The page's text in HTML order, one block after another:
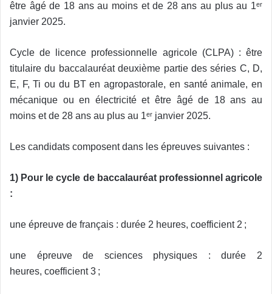
être âgé de 18 ans au moins et de 28 ans au plus au 1ᵉʳ
janvier 2025.
Cycle de licence professionnelle agricole (CLPA) : être
titulaire du baccalauréat deuxième partie des séries C, D,
E, F, Ti ou du BT en agropastorale, en santé animale, en
mécanique ou en électricité et être âgé de 18 ans au
moins et de 28 ans au plus au 1ᵉʳ janvier 2025.
Les candidats composent dans les épreuves suivantes :
1) Pour le cycle de baccalauréat professionnel agricole
:
une épreuve de français : durée 2 heures, coefficient 2 ;
une épreuve de sciences physiques :durée 2
heures, coefficient 3 ;